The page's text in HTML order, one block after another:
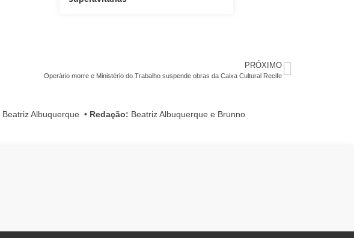
PRÓXIMO
Operário morre e Ministério do Trabalho suspende obras da Caixa Cultural Recife
Beatriz Albuquerque • Redação: Beatriz Albuquerque e Brunno